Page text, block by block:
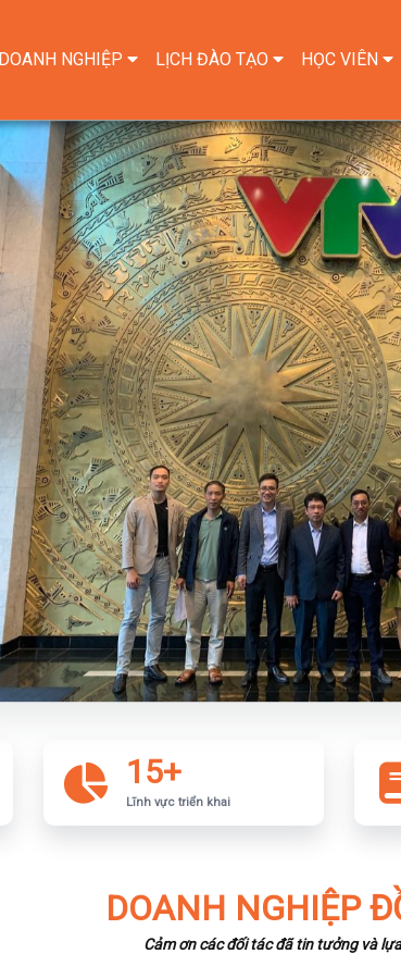
DOANH NGHIỆP LỊCH ĐÀO TẠO HỌC VIÊN
15+
Lĩnh vực triển khai
DOANH NGHIỆP
Cảm ơn các đối tác đã tin tưởng và